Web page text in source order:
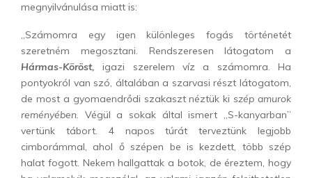
megnyilvánulása miatt is:
„Számomra egy igen különleges fogás történetét
szeretném megosztani. Rendszeresen látogatom a
Hármas-Köröst, igazi szerelem víz a számomra. Ha
pontyokról van szó, általában a szarvasi részt látogatom,
de most a gyomaendrődi szakaszt néztük kiszép amurok
reményében. Végül a sokak által ismert „S-kanyarban”
vertünk tábort. 4 napos túrát terveztünk legjobb
cimborámmal, ahol ő szépen be is kezdett, több szép
halat fogott. Nekem hallgattak a botok, de éreztem, hogy